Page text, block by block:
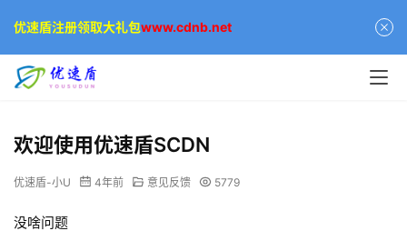
欢迎使用优速盾SCDN
优速盾-小U 4年前 意见反馈 5779
没啥问题
优速盾注册领取大礼包www.cdnb.net